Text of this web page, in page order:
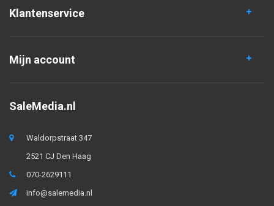
Klantenservice
Mijn account
SaleMedia.nl
Waldorpstraat 347
2521 CJ Den Haag
070-2629111
info@salemedia.nl